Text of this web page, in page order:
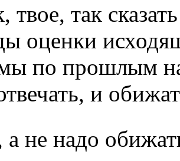
твое, так
оценки
по прошлым
и
не надо